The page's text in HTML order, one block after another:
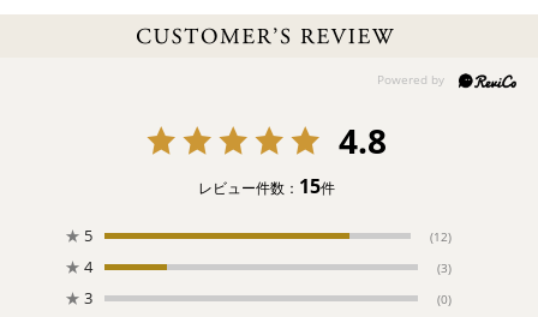
話題のトップショコラティエのこだわりが詰まった、贅沢なアソ
ように美しい高級感溢れるチョコレート。とっておきの一粒が見
4.8
レビュー件数： 15件
★ 5 (12)
★ 4 (3)
★ 3 (0)